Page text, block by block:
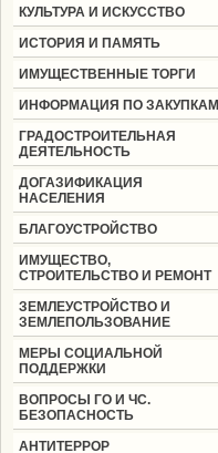
КУЛЬТУРА И ИСКУССТВО
ИСТОРИЯ И ПАМЯТЬ
ИМУЩЕСТВЕННЫЕ ТОРГИ
ИНФОРМАЦИЯ ПО ЗАКУПКАМ
ГРАДОСТРОИТЕЛЬНАЯ
ДЕЯТЕЛЬНОСТЬ
ДОГАЗИФИКАЦИЯ
НАСЕЛЕНИЯ
БЛАГОУСТРОЙСТВО
ИМУЩЕСТВО,
СТРОИТЕЛЬСТВО И РЕМОНТ
ЗЕМЛЕУСТРОЙСТВО И
ЗЕМЛЕПОЛЬЗОВАНИЕ
МЕРЫ СОЦИАЛЬНОЙ
ПОДДЕРЖКИ
ВОПРОСЫ ГО И ЧС.
БЕЗОПАСНОСТЬ
АНТИТЕРРОР